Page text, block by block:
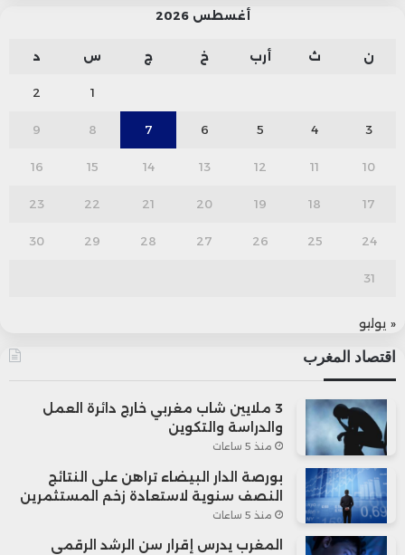
أغسطس 2026
ن ث أرب خ ج س د
1
2
3
4
5
6
7
8
9
10
11
12
13
14
15
16
17
18
19
20
21
22
23
24
25
26
27
28
29
30
31
« يوليو
اقتصاد المغرب
3 ملايين شاب مغربي خارج دائرة العمل
والدراسة والتكوين
منذ 5 ساعات
بورصة الدار البيضاء تراهن على النتائج
النصف سنوية لاستعادة زخم المستثمرين
منذ 5 ساعات
المغرب يدرس إقرار سن الرشد الرقمي